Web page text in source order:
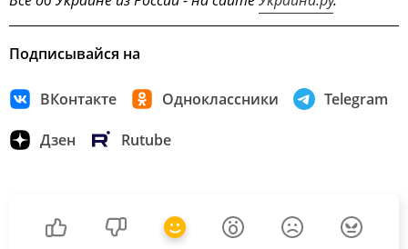
Подписывайся на
ВКонтакте Одноклассники Telegram
Дзен Rutube